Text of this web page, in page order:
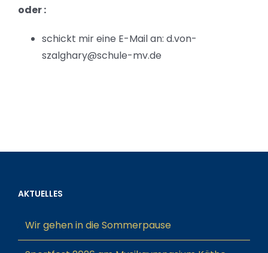
oder :
schickt mir eine E-Mail an: d.von-
szalghary@schule-mv.de
AKTUELLES
Wir gehen in die Sommerpause